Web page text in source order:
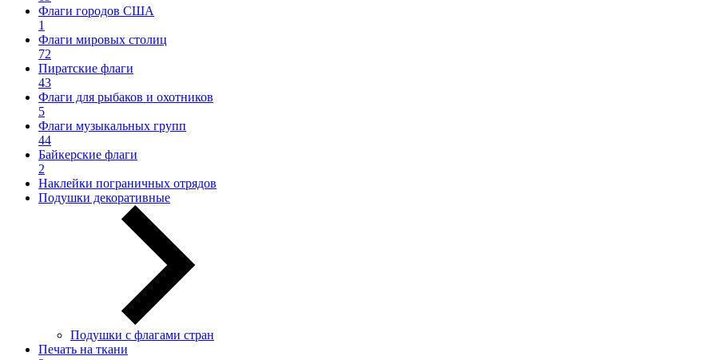
Флаги городов США
1
Флаги мировых столиц
72
Пиратские флаги
43
Флаги для рыбаков и охотников
5
Флаги музыкальных групп
44
Байкерские флаги
2
Наклейки пограничных отрядов
Подушки декоративные
Подушки с флагами стран
Печать на ткани